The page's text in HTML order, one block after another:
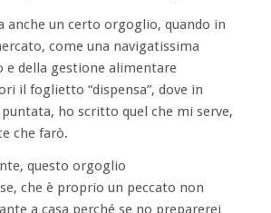
anche un certo orgoglio, quando in
come una navigatissima
e della gestione alimentare
il foglietto “dispensa”, dove in
ho scritto quel che mi serve,
che farò.
questo orgoglio
che è proprio un peccato non
a casa perché se no preparerei